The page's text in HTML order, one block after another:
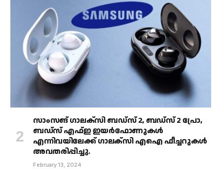
സാംസങ് ഗാലക്‌സി ബഡ്‌സ് 2, ബഡ്‌സ് 2 പ്രോ,
ബഡ്‌സ് എഫ്ഇ ഇയർഫോണുകൾ
എന്നിവയിലേക്ക് ഗാലക്‌സി എഐ ഫീച്ചറുകൾ
അവതരിപ്പിച്ചു.
February 13, 2024